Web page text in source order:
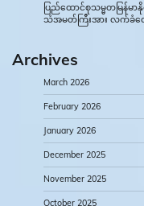
ပြည်ထောင်စုသမ္မတမြန်မ
သံအမတ်ကြီးအား လက်ခံတွ
Archives
March 2026
February 2026
January 2026
December 2025
November 2025
October 2025